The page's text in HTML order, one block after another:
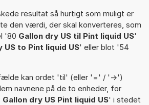
resultat så hurtigt som muligt er
den værdi, der skal konverteres, som
'80 Gallon dry US til Pint liquid US'
US to Pint liquid US' eller blot '54
kan ordet 'til' (eller '=' / '->')
navnene på de to enheder, for
Gallon dry US Pint liquid US' i stedet